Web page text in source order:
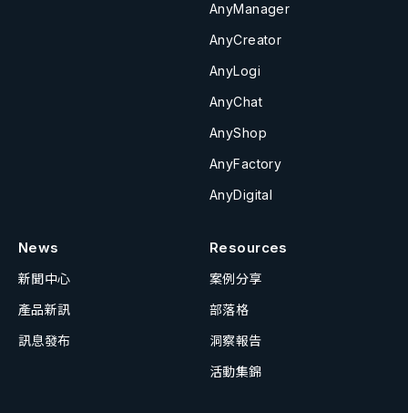
AnyManager
AnyCreator
AnyLogi
AnyChat
AnyShop
AnyFactory
AnyDigital
News
新聞中心
產品新訊
訊息發布
Resources
案例分享
部落格
洞察報告
活動集錦